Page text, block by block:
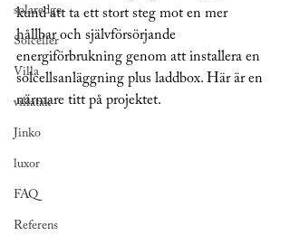
solaredge
Solceller
Villa
villatak
Jinko
luxor
FAQ
Referens
kund att ta ett stort steg mot en mer
hållbar och självförsörjande
energiförbrukning genom att installera en
solcellsanläggning plus laddbox. Här är en
närmare titt på projektet.